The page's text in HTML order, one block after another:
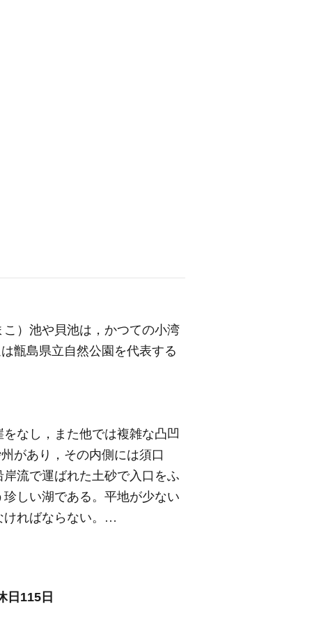
）池や貝池は，かつての小湾
甑島県立自然公園を代表する
なし，また他では複雑な凸凹
があり，その内側には須口
流で運ばれた土砂で入口をふ
しい湖である。平地が少ない
ければならない。…
日115日